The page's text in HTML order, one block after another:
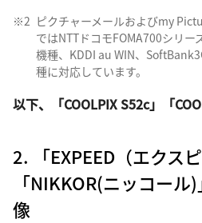
※2 ピクチャーメールおよびmy
ではNTTドコモFOMA700シリー
機種、KDDI au WIN、
種に対応しています。
以下、「COOLPIX S52c」「
2. 「EXPEED（エクス
「NIKKOR(ニッコー
像